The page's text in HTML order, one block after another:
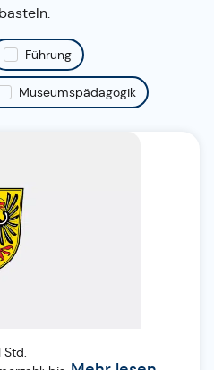
Führung
Museumspädagogik
Std.